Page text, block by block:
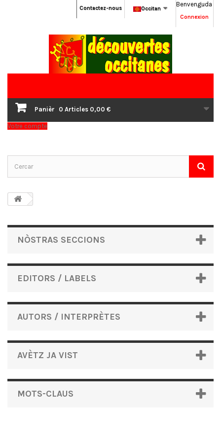
Benvenguda
Connexion
Occitan
Contactez-nous
Panièr 0 Articles 0,00 €
Votre compte
NÒSTRAS SECCIONS
EDITORS / LABELS
AUTORS / INTERPRÈTES
AVÈTZ JA VIST
MOTS-CLAUS